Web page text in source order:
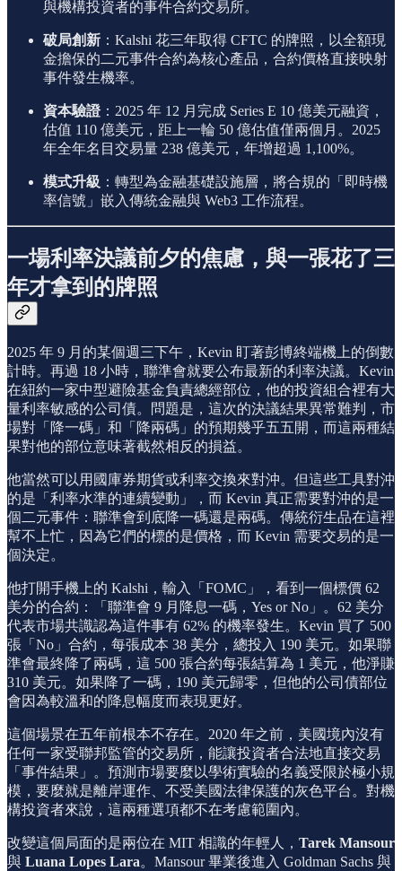
與機構投資者的事件合約交易所。
破局創新 ：Kalshi 花三年取得 CFTC 的牌照，以全額現
金擔保的二元事件合約為核心產品，合約價格直接映射
事件發生機率。
資本驗證：2025 年 12 月完成 Series E 10 億美元融資，
估值 110 億美元，距上一輪 50 億估值僅兩個月。2025
年全年名目交易量 238 億美元，年增超過 1,100%。
模式升級 ：轉型為金融基礎設施層，將合規的「即時機
率信號」嵌入傳統金融與 Web3 工作流程。
一場利率決議前夕的焦慮，與一張花了三
年才拿到的牌照
2025 年 9 月的某個週三下午，Kevin 盯著彭博終端機上的倒數
計時。再過 18 小時，聯準會就要公布最新的利率決議。Kevin
在紐約一家中型避險基金負責總經部位，他的投資組合裡有大
量利率敏感的公司債。問題是，這次的決議結果異常難判，市
場對「降一碼」和「降兩碼」的預期幾乎五五開，而這兩種結
果對他的部位意味著截然相反的損益。
他當然可以用國庫券期貨或利率交換來對沖。但這些工具對沖
的是「利率水準的連續變動」，而 Kevin 真正需要對沖的是一
個二元事件：聯準會到底降一碼還是兩碼。傳統衍生品在這裡
幫不上忙，因為它們的標的是價格，而 Kevin 需要交易的是一
個決定。
他打開手機上的 Kalshi，輸入「FOMC」，看到一個標價 62
美分的合約：「聯準會 9 月降息一碼，Yes or No」。62 美分
代表市場共識認為這件事有 62% 的機率發生。Kevin 買了 500
張「No」合約，每張成本 38 美分，總投入 190 美元。如果聯
準會最終降了兩碼，這 500 張合約每張結算為 1 美元，他淨賺
310 美元。如果降了一碼，190 美元歸零，但他的公司債部位
會因為較溫和的降息幅度而表現更好。
這個場景在五年前根本不存在。2020 年之前，美國境內沒有
任何一家受聯邦監管的交易所，能讓投資者合法地直接交易
「事件結果」。預測市場要麼以學術實驗的名義受限於極小規
模，要麼就是離岸運作、不受美國法律保護的灰色平台。對機
構投資者來說，這兩種選項都不在考慮範圍內。
改變這個局面的是兩位在 MIT 相識的年輕人， Tarek Mansour
與 Luana Lopes Lara。Mansour 畢業後進入 Goldman Sachs 與